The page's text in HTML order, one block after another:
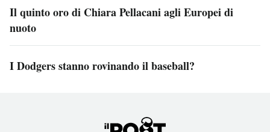
Il quinto oro di Chiara Pellacani agli Europei di
nuoto
I Dodgers stanno rovinando il baseball?